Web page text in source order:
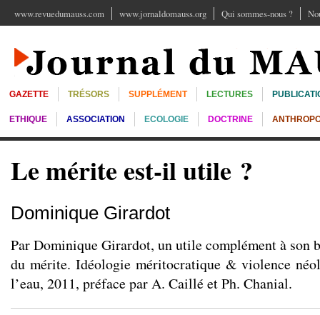
www.revuedumauss.com www.jornaldomauss.org Qui sommes-nous ?
GAZETTE TRÉSORS SUPPLÉMENT LECTURES
ETHIQUE ASSOCIATION ECOLOGIE DOCTRINE
Le mérite est-il utile ?
Dominique Girardot
Par Dominique Girardot, un utile complément à son
du mérite. Idéologie méritocratique & violence
l’eau, 2011, préface par A. Caillé et Ph. Chanial.